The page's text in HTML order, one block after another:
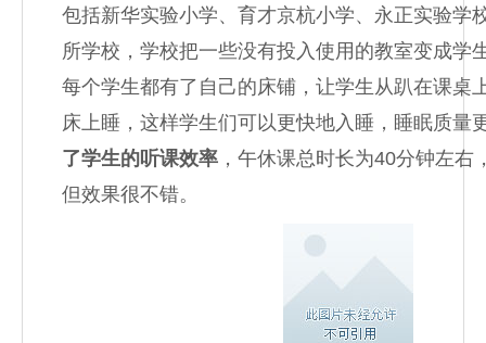
包括新华实验小学、育才京杭小学、永正实验学
所学校，学校把一些没有投入使用的教室变成学
每个学生都有了自己的床铺，让学生从趴在课桌
床上睡，这样学生们可以更快地入睡，睡眠质量
了学生的听课效率 ，午休课总时长为40分钟左右
但效果很不错。